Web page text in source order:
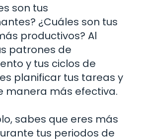
son tus
¿Cuáles son tus
productivos? Al
patrones de
y tus ciclos de
planificar tus tareas y
manera más efectiva.
sabes que eres más
tus periodos de